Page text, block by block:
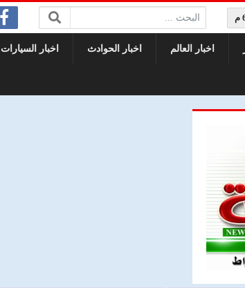
البحث:
اخبار العالم اخبار الحوادث اخبار السيارات